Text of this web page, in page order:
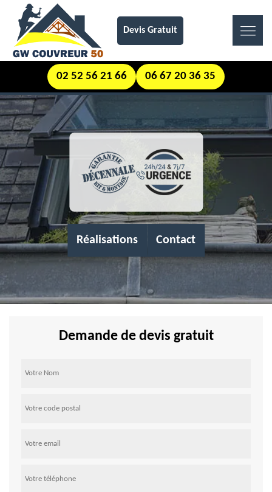
Devis Gratuit
02 52 56 21 66 06 67 20 36 35
Réalisations Contact
Demande de devis gratuit